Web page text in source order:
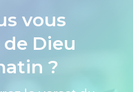
vous
Dieu
?